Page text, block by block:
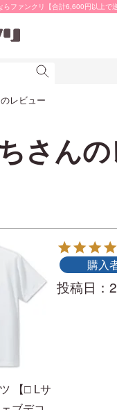
ファンクリ【合計6,600円以上で
レビュー
さん
【□ Lサ
購入
投稿日